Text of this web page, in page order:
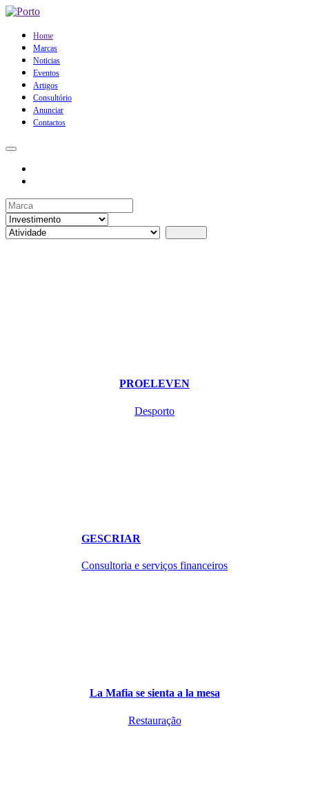
Home
Marcas
Noticias
Eventos
Artigos
Consultório
Anunciar
Contactos
PROELEVEN
Desporto
GESCRIAR
Consultoria e serviços financeiros
La Mafia se sienta a la mesa
Restauração